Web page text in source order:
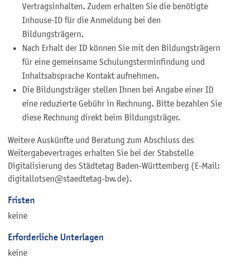
Vertragsinhalten. Zudem erhalten Sie die benötigte
Inhouse-ID für die Anmeldung bei den
Bildungsträgern.
Nach Erhalt der ID können Sie mit den Bildungsträgern
für eine gemeinsame Schulungsterminfindung und
Inhaltsabsprache Kontakt aufnehmen.
Die Bildungsträger stellen Ihnen bei Angabe einer ID
eine reduzierte Gebühr in Rechnung. Bitte bezahlen Sie
diese Rechnung direkt beim Bildungsträger.
Weitere Auskünfte und Beratung zum Abschluss des
Weitergabevertrages erhalten Sie bei der Stabstelle
Digitalisierung des Städtetag Baden-Württemberg (E-Mail:
digitallotsen@staedtetag-bw.de).
Fristen
keine
Erforderliche Unterlagen
keine